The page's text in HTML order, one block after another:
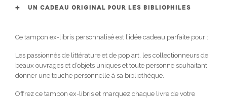
UN CADEAU ORIGINAL POUR LES BIBLIOPHILES
Ce tampon ex-libris personnalisé est l’idée cadeau parfaite pour :
Les passionnés de littérature et de pop art, les collectionneurs de
beaux ouvrages et d’objets uniques et toute personne souhaitant
donner une touche personnelle à sa bibliothèque.
Offrez ce tampon ex-libris et marquez chaque livre de votre